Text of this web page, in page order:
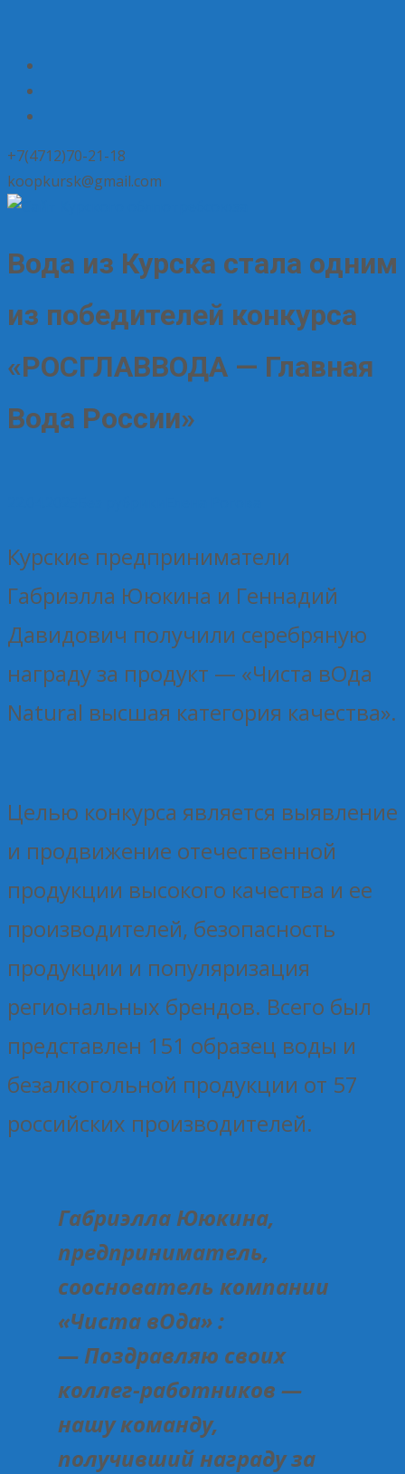
+7(4712)70-21-18
koopkursk@gmail.com
Вода из Курска стала одним
из победителей конкурса
«РОСГЛАВВОДА — Главная
Вода России»
Курские предприниматели
Габриэлла Ююкина и Геннадий
Давидович получили серебряную
награду за продукт — «Чиста вОда
Natural высшая категория качества».
Целью конкурса является выявление
и продвижение отечественной
продукции высокого качества и ее
производителей, безопасность
продукции и популяризация
региональных брендов. Всего был
представлен 151 образец воды и
безалкогольной продукции от 57
российских производителей.
Габриэлла Ююкина,
предприниматель,
сооснователь компании
«Чиста вОда» :
— Поздравляю своих
коллег-работников —
нашу команду,
получивший награду за